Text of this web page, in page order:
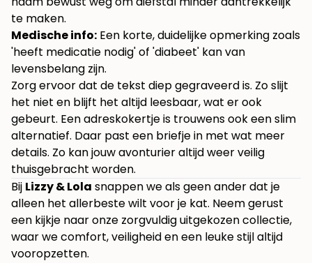
te maken.
Medische info: Een korte, duidelijke opmerking zoals
'heeft medicatie nodig' of 'diabeet' kan van
levensbelang zijn.
Zorg ervoor dat de tekst diep gegraveerd is. Zo slijt
het niet en blijft het altijd leesbaar, wat er ook
gebeurt. Een adreskokertje is trouwens ook een slim
alternatief. Daar past een briefje in met wat meer
details. Zo kan jouw avonturier altijd weer veilig
thuisgebracht worden.
Bij Lizzy & Lola snappen we als geen ander dat je
alleen het allerbeste wilt voor je kat. Neem gerust
een kijkje naaronze zorgvuldig uitgekozen collectie,
waar we comfort, veiligheid en een leuke stijl altijd
vooropzetten.